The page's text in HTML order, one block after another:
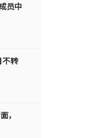
员中
不转
，